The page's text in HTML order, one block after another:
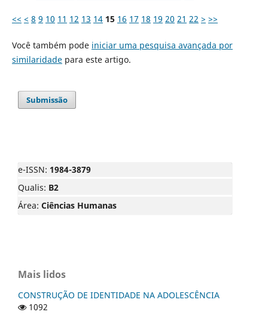
<< < 8 9 10 11 12 13 14 15 16 17 18 19 20 21 22 > >>
Você também pode iniciar uma pesquisa avançada por
similaridadepara este artigo.
Submissão
e-ISSN: 1984-3879
Qualis: B2
Área: Ciências Humanas
Mais lidos
CONSTRUÇÃO DE IDENTIDADE NA ADOLESCÊNCIA
1092